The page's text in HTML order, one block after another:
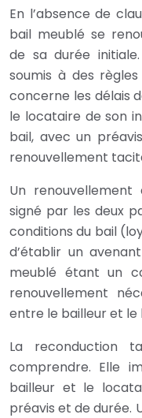
En l’absence de
bail meublé se
de sa durée
soumis à des
concerne les délais
le locataire de son
bail, avec un
renouvellement
Un
signé par les deux
conditions du bail
d’établir un
meublé étant un
renouvellement
entre le bailleur et le
La reconduction
comprendre. Elle
bailleur et le
préavis et de durée.